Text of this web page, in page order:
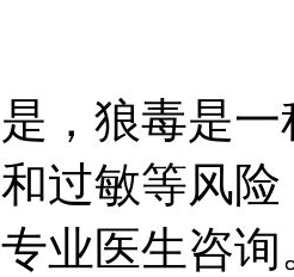
，狼毒是
过敏等风
业医生咨询